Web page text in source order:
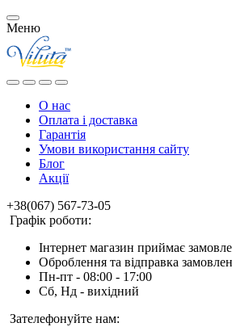
Меню
О нас
Оплата і доставка
Гарантія
Умови використання сайту
Блог
Акції
+38(067) 567-73-05
Графік роботи:
Інтернет магазин приймає
Оброблення та відправка
Пн-пт - 08:00 - 17:00
Сб, Нд - вихідний
Зателефонуйте нам: